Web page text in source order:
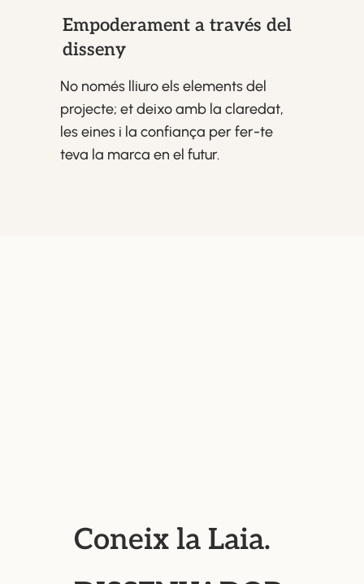
Empoderament a través del
disseny
No només lliuro els elements del
projecte; et deixo amb la claredat,
les eines i la confiança per fer-te
teva la marca en el futur.
Coneix la Laia.